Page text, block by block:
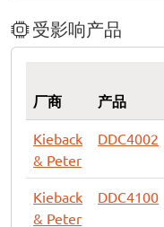
受影响产品
厂商 产品
Kieback
& Peter
DDC4002
Kieback
& Peter
DDC4100